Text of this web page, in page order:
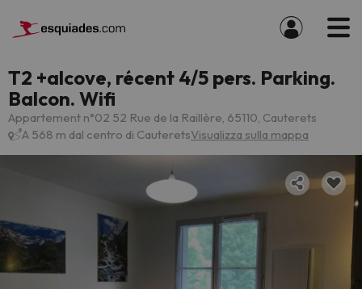
T2 +alcove, récent 4/5 pers. Parking.
Balcon. Wifi
Appartement n°02 52 Rue de la Raillère, 65110, Cauterets
A 568 m dal centro di CauteretsVisualizza sulla mappa